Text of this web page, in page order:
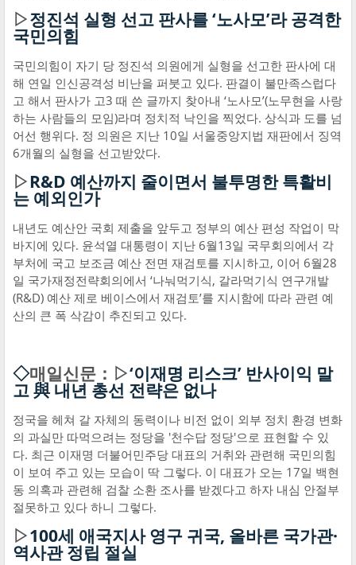
▷정진석 실형 선고 판사를 ‘노사모’라 공격한
국민의힘
국민의힘이 자기 당 정진석 의원에게 실형을 선고한 판사에 대
해 연일 인신공격성 비난을 퍼붓고 있다. 판결이 불만족스럽다
고 해서 판사가 고3 때 쓴 글까지 찾아내 ‘노사모’(노무현을 사랑
하는 사람들의 모임)라며 정치적 낙인을 찍었다. 상식과 도를 넘
어선 행위다. 정 의원은 지난 10일 서울중앙지법 재판에서 징역
6개월의 실형을 선고받았다.
▷R&D 예산까지 줄이면서 불투명한 특활비
는 예외인가
내년도 예산안 국회 제출을 앞두고 정부의 예산 편성 작업이 막
바지에 있다. 윤석열 대통령이 지난 6월13일 국무회의에서 각
부처에 국고 보조금 예산 전면 재검토를 지시하고, 이어 6월28
일 국가재정전략회의에서 ‘나눠먹기식, 갈라먹기식 연구개발
(R&D) 예산 제로 베이스에서 재검토’를 지시함에 따라 관련 예
산의 큰 폭 삭감이 추진되고 있다.
◇매일신문：▷‘이재명 리스크’ 반사이익 말
고 與 내년 총선 전략은 없나
정국을 헤쳐 갈 자체의 동력이나 비전 없이 외부 정치 환경 변화
의 과실만 따먹으려는 정당을 '천수답 정당'으로 표현할 수 있
다. 최근 이재명 더불어민주당 대표의 거취와 관련해 국민의힘
이 보여 주고 있는 모습이 딱 그렇다. 이 대표가 오는 17일 백현
동 의혹과 관련해 검찰 소환 조사를 받겠다고 하자 내심 안절부
절못하고 있다 하니 그렇다.
▷100세 애국지사 영구 귀국, 올바른 국가관·
역사관 정립 절실